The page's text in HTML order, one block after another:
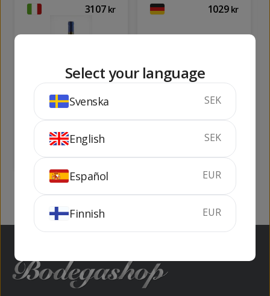
3107 kr
Sassicaia
75 cl
KÖP
1029 kr
Reichsgraf Riesling
Eiswein
7.5%
SLUTSÅLD
Select your language
Svenska SEK
English SEK
Español EUR
Finnish EUR